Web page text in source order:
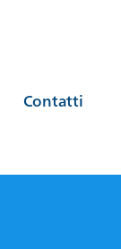
Contatti